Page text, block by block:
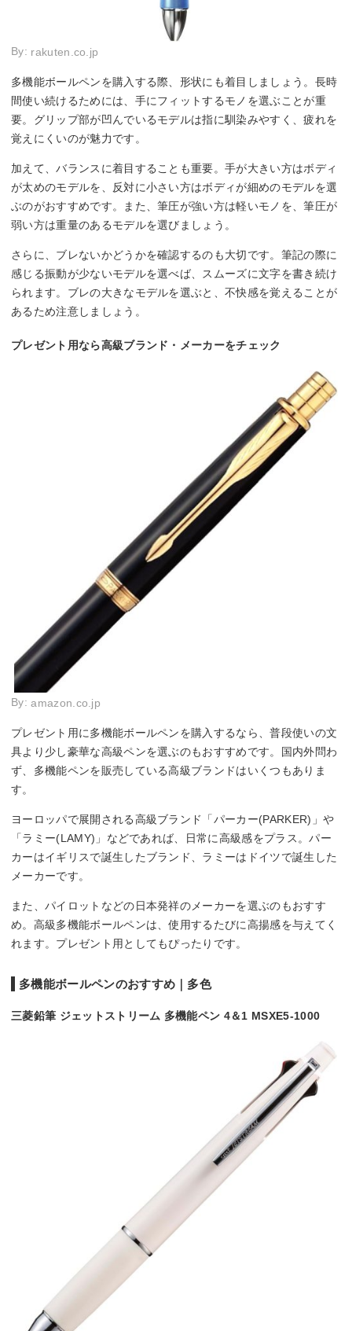
By: rakuten.co.jp
多機能ボールペンを購入する際、形状にも着目しましょう。長時
間使い続けるためには、手にフィットするモノを選ぶことが重
要。グリップ部が凹んでいるモデルは指に馴染みやすく、疲れを
覚えにくいのが魅力です。
加えて、バランスに着目することも重要。手が大きい方はボディ
が太めのモデルを、反対に小さい方はボディが細めのモデルを選
ぶのがおすすめです。また、筆圧が強い方は軽いモノを、筆圧が
弱い方は重量のあるモデルを選びましょう。
さらに、ブレないかどうかを確認するのも大切です。筆記の際に
感じる振動が少ないモデルを選べば、スムーズに文字を書き続け
られます。ブレの大きなモデルを選ぶと、不快感を覚えることが
あるため注意しましょう。
プレゼント用なら高級ブランド・メーカーをチェック
By:amazon.co.jp
プレゼント用に多機能ボールペンを購入するなら、普段使いの文
具より少し豪華な高級ペンを選ぶのもおすすめです。国内外問わ
ず、多機能ペンを販売している高級ブランドはいくつもありま
す。
ヨーロッパで展開される高級ブランド「パーカー(PARKER)」や
「ラミー(LAMY)」などであれば、日常に高級感をプラス。パー
カーはイギリスで誕生したブランド、ラミーはドイツで誕生した
メーカーです。
また、パイロットなどの日本発祥のメーカーを選ぶのもおすす
め。高級多機能ボールペンは、使用するたびに高揚感を与えてく
れます。プレゼント用としてもぴったりです。
多機能ボールペンのおすすめ｜多色
三菱鉛筆 ジェットストリーム 多機能ペン 4＆1 MSXE5-1000